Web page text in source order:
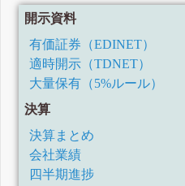
開示資料
有価証券（EDINET）
適時開示（TDNET）
大量保有（5%ルール）
決算
決算まとめ
会社業績
四半期進捗